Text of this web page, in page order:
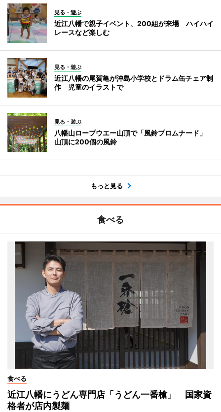
見る・遊ぶ
近江八幡で親子イベント、200組が来場 ハイハイ
レースなど楽しむ
見る・遊ぶ
近江八幡の尾賀亀が沖島小学校とドラム缶チェア制
作 児童のイラストで
見る・遊ぶ
八幡山ロープウエー山頂で「風鈴プロムナード」
山頂に200個の風鈴
もっと見る
食べる
食べる
近江八幡にうどん専門店「うどん一番槍」 国家資
格者が店内製麺